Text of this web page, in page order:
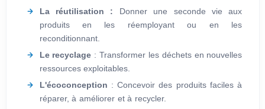
La réutilisation : Donner une seconde vie aux
produits en les réemployant ou en les
reconditionnant.
Le recyclage : Transformer les déchets en nouvelles
ressources exploitables.
L'écoconception : Concevoir des produits faciles à
réparer, à améliorer et à recycler.